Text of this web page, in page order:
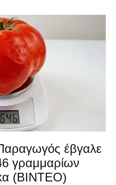
έβγαλε
γραμμαρίων
(ΒΙΝΤΕΟ)